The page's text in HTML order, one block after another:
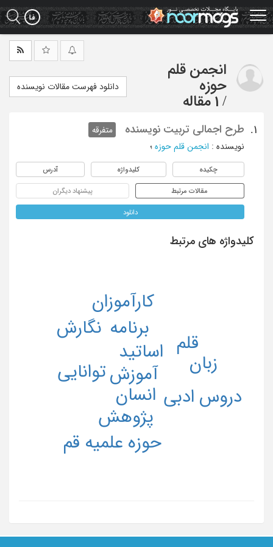
Skip
to
main
انجمن قلم
حوزه
/ 1 مقاله
دانلود فهرست مقالات نویسنده
1. طرح اجمالی تربیت نویسنده
متفرقه
نویسنده : انجمن قلم حوزه ؛
چکیده کلیدواژه آدرس
مقالات مرتبط پیشنهاد دیگران
دانلود
کلیدواژه های مرتبط
آموزش
اساتید
انسان
برنامه
پژوهش
توانایی
حوزه علمیه قم
دروس ادبی
زبان
قلم
نگارش
کارآموزان